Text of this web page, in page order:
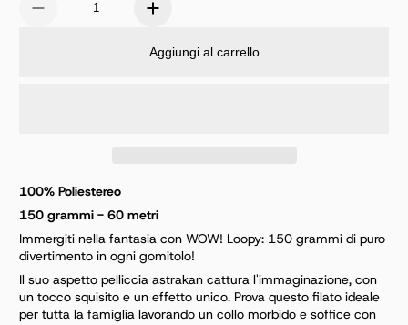
Aggiungi al carrello
100% Poliestereo
150 grammi - 60 metri
Immergiti nella fantasia con WOW! Loopy: 150 grammi di puro
divertimento in ogni gomitolo!
Il suo aspetto pelliccia astrakan cattura l'immaginazione, con
un tocco squisito e un effetto unico. Prova questo filato ideale
per tutta la famiglia lavorando un collo morbido e soffice con